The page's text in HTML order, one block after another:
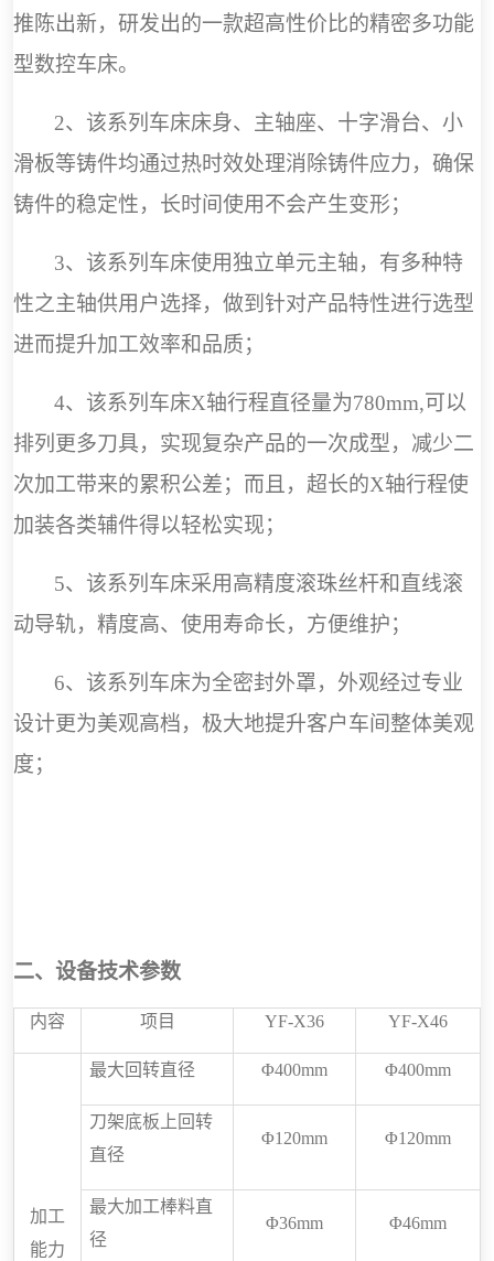
推陈出新，研发出的一款超高性价比的精密多功能
型数控车床。
2、该系列车床床身、主轴座、十字滑台、小
滑板等铸件均通过热时效处理消除铸件应力，确保
铸件的稳定性，长时间使用不会产生变形；
3、该系列车床使用独立单元主轴，有多种特
性之主轴供用户选择，做到针对产品特性进行选型
进而提升加工效率和品质；
4、该系列车床X轴行程直径量为780mm,可以
排列更多刀具，实现复杂产品的一次成型，减少二
次加工带来的累积公差；而且，超长的X轴行程使
加装各类辅件得以轻松实现；
5、该系列车床采用高精度滚珠丝杆和直线滚
动导轨，精度高、使用寿命长，方便维护；
6、该系列车床为全密封外罩，外观经过专业
设计更为美观高档，极大地提升客户车间整体美观
度；
二、设备技术参数
内容 项目 YF-X36 YF-X46
加工
能力
最大回转直径 Φ400mm Φ400mm
刀架底板上回转
直径
Φ120mm Φ120mm
最大加工棒料直
径
Φ36mm Φ46mm